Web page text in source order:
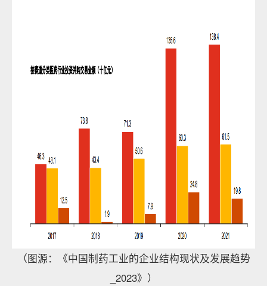
（图源：《中国制药工业的企业结构现状及发展趋势
_2023》）